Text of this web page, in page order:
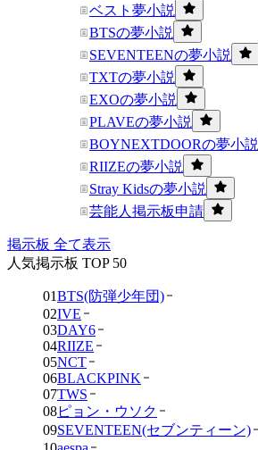
ベスト夢小説
BTSの夢小説
SEVENTEENの夢小説
TXTの夢小説
EXOの夢小説
PLAVEの夢小説
BOYNEXTDOORの夢小説
RIIZEの夢小説
Stray Kidsの夢小説
芸能人掲示板申請
掲示板 全て表示
人気掲示板 TOP 50
01BTS(防弾少年団)
02IVE
03DAY6
04RIIZE
05NCT
06BLACKPINK
07TWS
08ピョン・ウソク
09SEVENTEEN(セブンティーン)